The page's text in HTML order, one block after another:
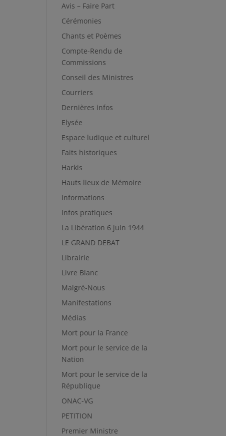
Avis – Faire Part
Cérémonies
Chants et Poèmes
Compte-Rendu de
Commissions
Conseil des Ministres
Courriers
Dernières infos
Elysée
Espace ludique et culturel
Faits historiques
Harkis
Hauts lieux de Mémoire
Informations
Infos pratiques
La Libération 6 juin 1944
LE GRAND DEBAT
Librairie
Livre Blanc
Malgré-Nous
Manifestations
Médias
Mort pour la France
Mort pour le service de la
Nation
Mort pour le service de la
République
ONAC-VG
PETITION
Premier Ministre